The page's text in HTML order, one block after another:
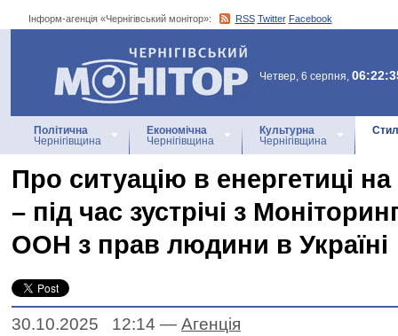
Інформ-агенція «Чернігівський монітор»: RSS Twitter Facebook
Інформ-агенція
«Чернігівський монітор»
Четвер, 6 серпня,
Політична
Чернігівщина
Економічна
Чернігівщина
Культурна
Чернігівщина
Про ситуацію в енергетиці на
– під час зустрічі з
ООН з прав людини в Україні
30.10.2025 12:14 — Агенцiя